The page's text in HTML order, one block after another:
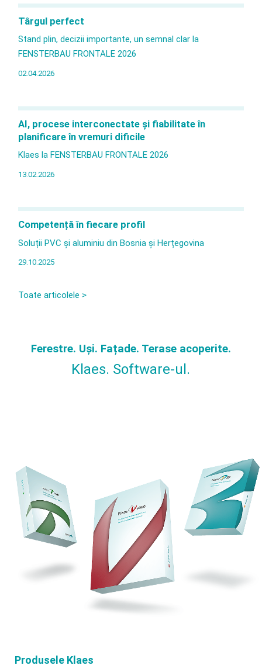
terase închise/ verande
Târgul perfect
Stand plin, decizii importante, un semnal clar la
FENSTERBAU FRONTALE 2026
02.04.2026
AI, procese interconectate și fiabilitate în
planificare în vremuri dificile
Klaes la FENSTERBAU FRONTALE 2026
13.02.2026
Competență în fiecare profil
Soluții PVC și aluminiu din Bosnia și Herțegovina
29.10.2025
Toate articolele >
Ferestre. Uși. Fațade. Terase acoperite.
Klaes. Software-ul.
Produsele Klaes